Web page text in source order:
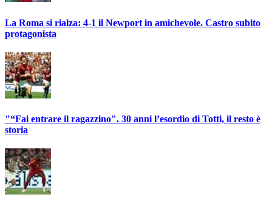
La Roma si rialza: 4-1 il Newport in amichevole. Castro subito
protagonista
"“Fai entrare il ragazzino". 30 anni l’esordio di Totti, il resto è
storia